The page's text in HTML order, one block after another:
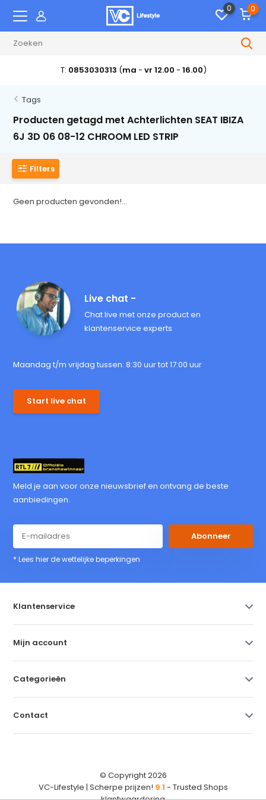
0 0
T: 0853030313 (ma - vr 12.00 - 16.00)
Tags
Producten getagd met Achterlichten SEAT IBIZA
6J 3D 06 08-12 CHROOM LED STRIP
Filters
Geen producten gevonden!...
Live chat -
Chat live met onze product en
klantenservice experts
Maandag t/m vrijdag tussen: 8:30 uur tot 17:00 uur
Start live chat
Meld je aan voor onze nieuwsbrief en ontvang de beste
aanbiedingen.
Abonneer
* Lees hier de wettelijke beperkingen
Klantenservice
Mijn account
Categorieën
Contact
© Copyright 2026
VC-Lifestyle | Scherpe prijzen! 9.1 - Trusted Shops